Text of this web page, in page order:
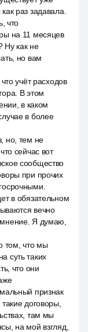
раз задавала.
что
на 11 месяцев
Ну как не
но вам
учёт расходов
В этом
в каком
в более
но, тем не
сейчас вот
сообщество
при прочих
в обязательном
вечно
Я думаю,
том, что мы
суть таких
что они
признак
договоры,
там мы
на мой взгляд,